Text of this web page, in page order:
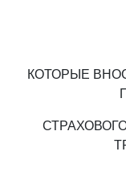
КОТОРЫЕ